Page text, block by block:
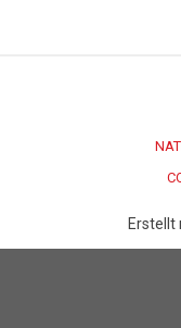
Erstellt